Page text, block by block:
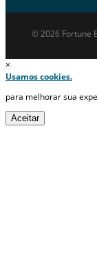
© 2026 Fortune
×
Usamos cookies.
para melhorar sua
Aceitar